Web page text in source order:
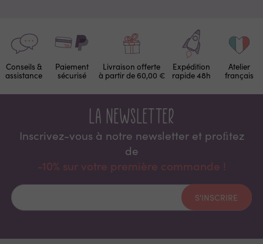
Conseils &
assistance
Paiement
sécurisé
Livraison offerte
à partir de 60,00 €
Expédition
rapide 48h
Atelier
français
La newsletter
Inscrivez-vous à notre newsletter et proﬁtez
de
-10% sur votre première commande !
S'INSCRIRE